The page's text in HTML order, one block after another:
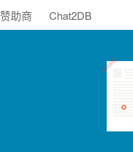
赞助商 Chat2DB